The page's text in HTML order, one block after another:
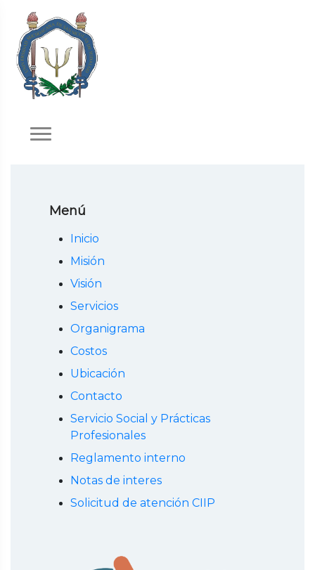
Menú
Inicio
Misión
Visión
Servicios
Organigrama
Costos
Ubicación
Contacto
Servicio Social y Prácticas
Profesionales
Reglamento interno
Notas de interes
Solicitud de atención CIIP